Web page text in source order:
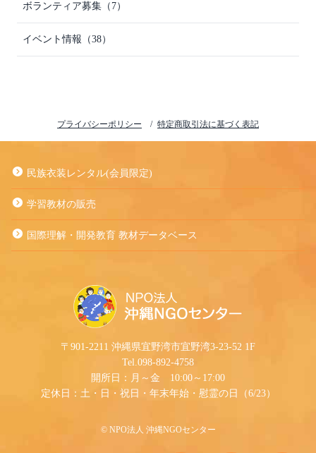
ボランティア募集（7）
イベント情報（38）
プライバシーポリシー 特定商取引法に基づく表記
民族衣装レンタル(会員限定)
学習教材の販売
国際理解・開発教育 教材データベース
〒901-2211 沖縄県宜野湾市宜野湾3-23-52 1F
Tel.098-892-4758
開所日：月～金 10:00～17:00
定休日：土・日・祝日・年末年始・慰霊の日（6/23）
©︎ NPO法人 沖縄NGOセンター